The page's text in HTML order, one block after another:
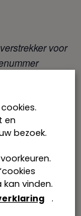
voor
deelnemer
456 excl. btw
aan en
btw-bedrag.
en
bezoek.
vinden.
.